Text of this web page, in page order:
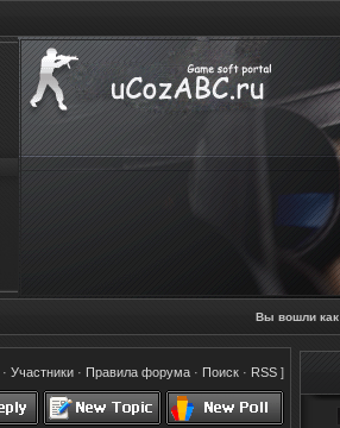
Вы вошли как
· Участники · Правила форума · Поиск · RSS ]